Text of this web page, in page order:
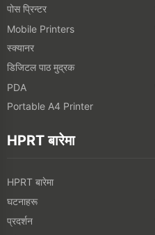
पोस प्रिन्टर
Mobile Printers
स्क्यानर
डिजिटल पाठ मुद्रक
PDA
Portable A4 Printer
HPRT बारेमा
HPRT बारेमा
घटनाहरू
प्रदर्शन